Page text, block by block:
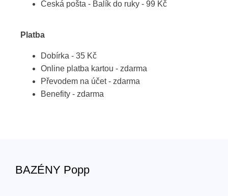
Česká pošta - Balík do ruky - 99 Kč
Platba
Dobírka - 35 Kč
Online platba kartou - zdarma
Převodem na účet - zdarma
Benefity - zdarma
BAZÉNY Popp